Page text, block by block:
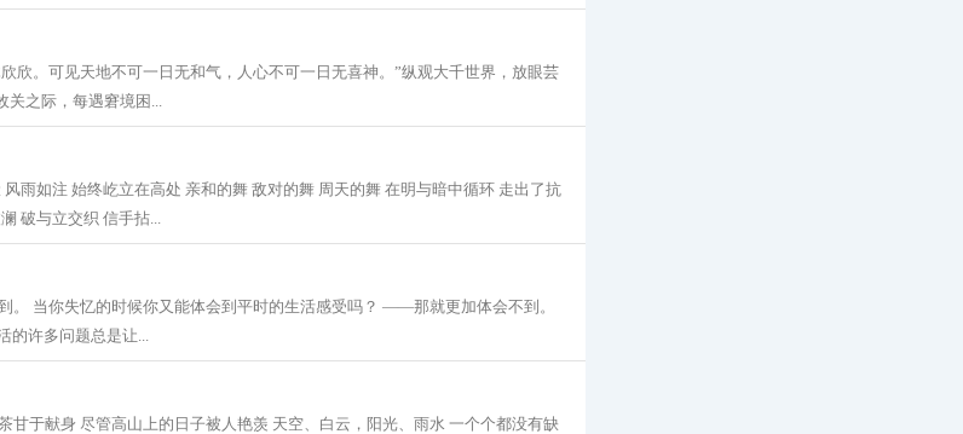
欣。可见天地不可一日无和气，人心不可一日无喜神。”纵观大千世界，放眼芸
关之际，每遇窘境困...
雨如注 始终屹立在高处 亲和的舞 敌对的舞 周天的舞 在明与暗中循环 走出了抗
破与立交织 信手拈...
当你失忆的时候你又能体会到平时的生活感受吗？ ——那就更加体会不到。
的许多问题总是让...
甘于献身 尽管高山上的日子被人艳羡 天空、白云，阳光、雨水 一个个都没有缺